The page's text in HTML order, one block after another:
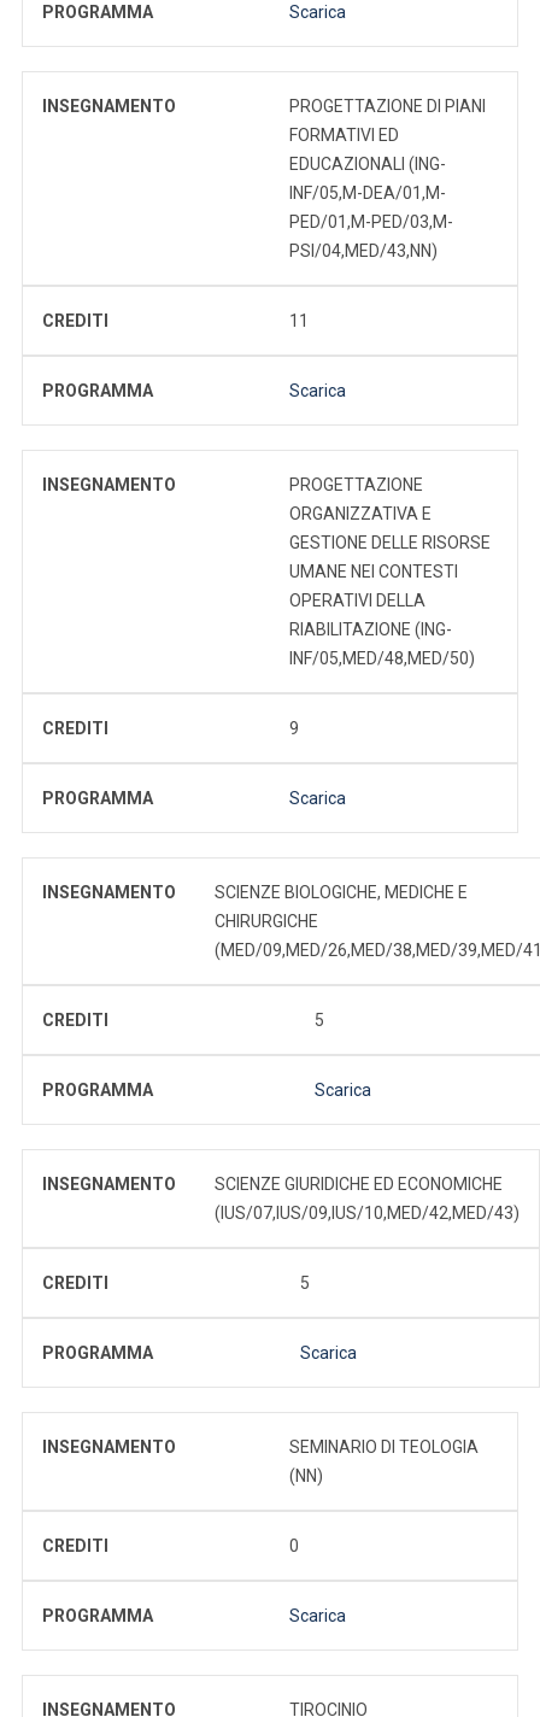
PROGRAMMA Scarica
INSEGNAMENTO
PROGETTAZIONE DI PIANI
FORMATIVI ED
EDUCAZIONALI (ING-
INF/05,M-DEA/01,M-
PED/01,M-PED/03,M-
PSI/04,MED/43,NN)
CREDITI 11
PROGRAMMA Scarica
INSEGNAMENTO
PROGETTAZIONE
ORGANIZZATIVA E
GESTIONE DELLE RISORSE
UMANE NEI CONTESTI
OPERATIVI DELLA
RIABILITAZIONE (ING-
INF/05,MED/48,MED/50)
CREDITI 9
PROGRAMMA Scarica
INSEGNAMENTO
SCIENZE BIOLOGICHE, MEDICHE E
CHIRURGICHE
(MED/09,MED/26,MED/38,MED/39,MED/
CREDITI 5
PROGRAMMA Scarica
INSEGNAMENTO
SCIENZE GIURIDICHE ED ECONOMICHE
(IUS/07,IUS/09,IUS/10,MED/42,MED/43)
CREDITI 5
PROGRAMMA Scarica
INSEGNAMENTO
SEMINARIO DI TEOLOGIA
(NN)
CREDITI 0
PROGRAMMA Scarica
INSEGNAMENTO TIROCINIO